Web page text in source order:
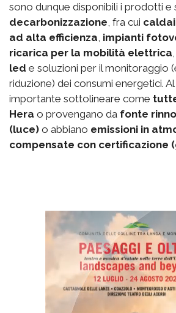
sono dunque disponibili i prodotti e
decarbonizzazione, fra cui
ad alta efficienza, impianti
ricarica per la mobilità elettrica,
led e soluzioni per il monitoraggio
riduzione) dei consumi energetici.
importante sottolineare come
Hera o provengano da fonte
(luce) o abbiano emissioni in
compensate con certificazione